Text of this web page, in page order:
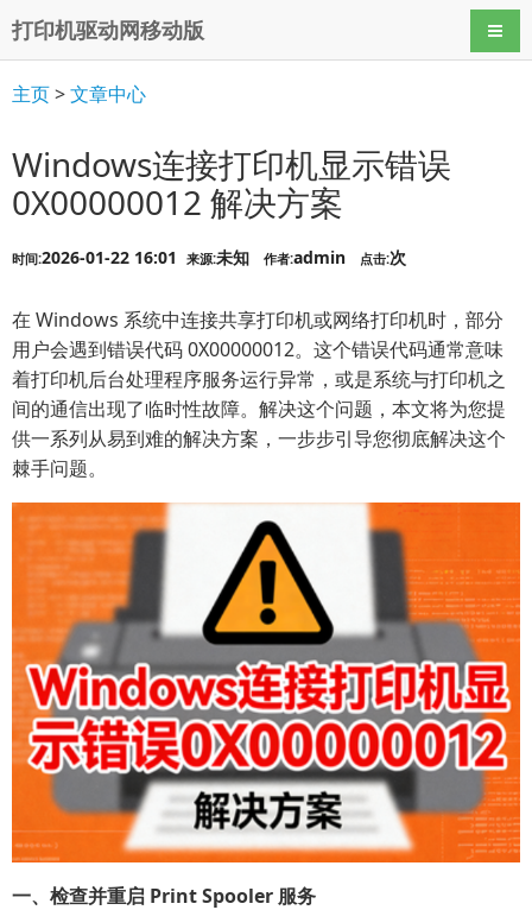
打印机驱动网移动版 导航
主页>文章中心
Windows连接打印机显示错误
0X00000012 解决方案
时间:2026-01-22 16:01 来源:未知 作者:admin 点击:次
在 Windows 系统中连接共享打印机或网络打印机时，部分
用户会遇到错误代码 0X00000012。这个错误代码通常意味
着打印机后台处理程序服务运行异常，或是系统与打印机之
间的通信出现了临时性故障。解决这个问题，本文将为您提
供一系列从易到难的解决方案，一步步引导您彻底解决这个
棘手问题。
一、检查并重启 Print Spooler 服务